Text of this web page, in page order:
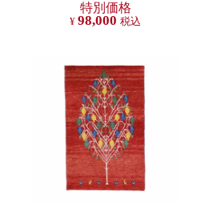
特別価格
¥ 98,000 税込